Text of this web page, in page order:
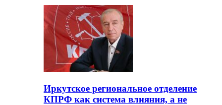
Иркутское региональное отделение
КПРФ как система влияния, а не